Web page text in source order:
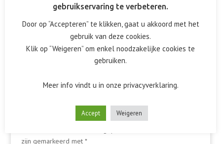
Reactie verzenden
zijn gemarkeerd met *
gebruikservaring te verbeteren.
Door op “Accepteren” te klikken, gaat u akkoord met het
gebruik van deze cookies.
Klik op “Weigeren” om enkel noodzakelijke cookies te
gebruiken.
Meer info vindt u in onze privacyverklaring.
Accept Weigeren